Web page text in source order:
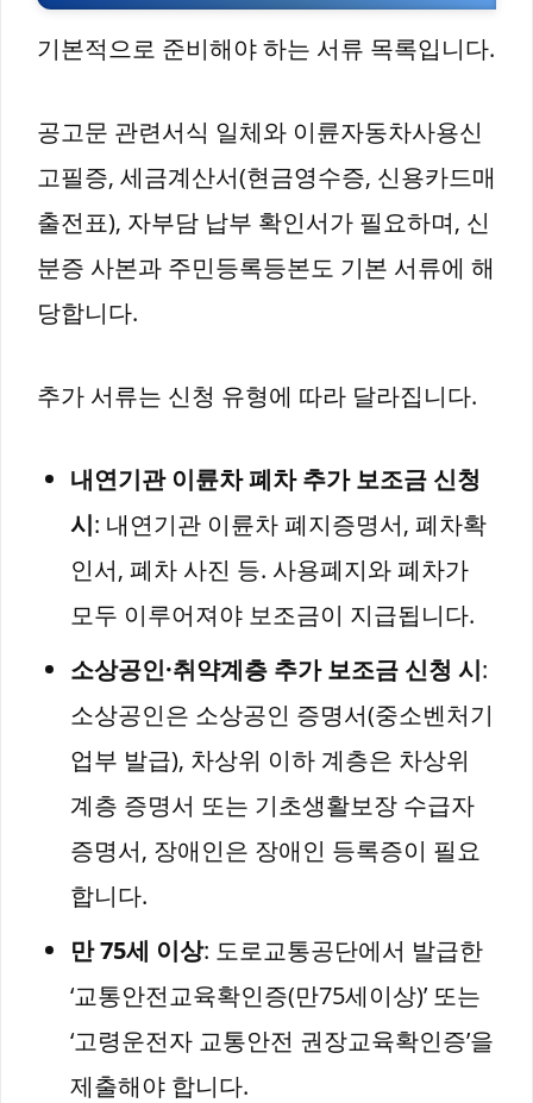
기본적으로 준비해야 하는 서류 목록입니다.
공고문 관련서식 일체와 이륜자동차사용신
고필증, 세금계산서(현금영수증, 신용카드매
출전표), 자부담 납부 확인서가 필요하며, 신
분증 사본과 주민등록등본도 기본 서류에 해
당합니다.
추가 서류는 신청 유형에 따라 달라집니다.
내연기관 이륜차 폐차 추가 보조금 신청
시: 내연기관 이륜차 폐지증명서, 폐차확
인서, 폐차 사진 등. 사용폐지와 폐차가
모두 이루어져야 보조금이 지급됩니다.
소상공인·취약계층 추가 보조금 신청 시:
소상공인은 소상공인 증명서(중소벤처기
업부 발급), 차상위 이하 계층은 차상위
계층 증명서 또는 기초생활보장 수급자
증명서, 장애인은 장애인 등록증이 필요
합니다.
만 75세 이상: 도로교통공단에서 발급한
‘교통안전교육확인증(만75세이상)’ 또는
‘고령운전자 교통안전 권장교육확인증’을
제출해야 합니다.